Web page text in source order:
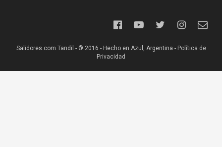
Salidores.com Tandil - ® 2016 - Hecho en Azul, Argentina - Política de
Privacidad